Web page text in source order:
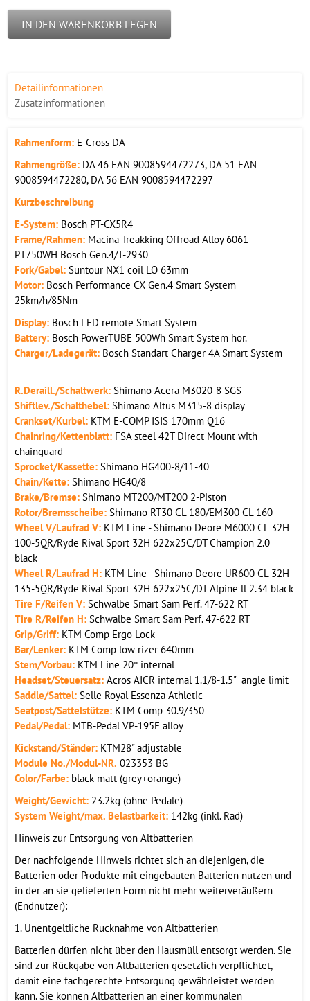
IN DEN WARENKORB LEGEN
Detailinformationen
Zusatzinformationen
Rahmenform: E-Cross DA
Rahmengröße: DA 46 EAN 9008594472273, DA 51 EAN
9008594472280, DA 56 EAN 9008594472297
Kurzbeschreibung
E-System: Bosch PT-CX5R4
Frame/Rahmen: Macina Treakking Offroad Alloy 6061
PT750WH Bosch Gen.4/T-2930
Fork/Gabel: Suntour NX1 coil LO 63mm
Motor: Bosch Performance CX Gen.4 Smart System
25km/h/85Nm
Display: Bosch LED remote Smart System
Battery: Bosch PowerTUBE 500Wh Smart System hor.
Charger/Ladegerät: Bosch Standart Charger 4A Smart System
R.Deraill./Schaltwerk: Shimano Acera M3020-8 SGS
Shiftlev./Schalthebel: Shimano Altus M315-8 display
Crankset/Kurbel: KTM E-COMP ISIS 170mm Q16
Chainring/Kettenblatt: FSA steel 42T Direct Mount with
chainguard
Sprocket/Kassette: Shimano HG400-8/11-40
Chain/Kette: Shimano HG40/8
Brake/Bremse: Shimano MT200/MT200 2-Piston
Rotor/Bremsscheibe: Shimano RT30 CL 180/EM300 CL 160
Wheel V/Laufrad V: KTM Line - Shimano Deore M6000 CL 32H
100-5QR/Ryde Rival Sport 32H 622x25C/DT Champion 2.0
black
Wheel R/Laufrad H: KTM Line - Shimano Deore UR600 CL 32H
135-5QR/Ryde Rival Sport 32H 622x25C/DT Alpine ll 2.34 black
Tire F/Reifen V: Schwalbe Smart Sam Perf. 47-622 RT
Tire R/Reifen H: Schwalbe Smart Sam Perf. 47-622 RT
Grip/Griff: KTM Comp Ergo Lock
Bar/Lenker: KTM Comp low rizer 640mm
Stem/Vorbau: KTM Line 20° internal
Headset/Steuersatz: Acros AICR internal 1.1/8-1.5" angle limit
Saddle/Sattel: Selle Royal Essenza Athletic
Seatpost/Sattelstütze: KTM Comp 30.9/350
Pedal/Pedal: MTB-Pedal VP-195E alloy
Kickstand/Ständer: KTM28" adjustable
Module No./Modul-NR. 023353 BG
Color/Farbe: black matt (grey+orange)
Weight/Gewicht: 23.2kg (ohne Pedale)
System Weight/max. Belastbarkeit: 142kg (inkl. Rad)
Hinweis zur Entsorgung von Altbatterien
Der nachfolgende Hinweis richtet sich an diejenigen, die
Batterien oder Produkte mit eingebauten Batterien nutzen und
in der an sie gelieferten Form nicht mehr weiterveräußern
(Endnutzer):
1. Unentgeltliche Rücknahme von Altbatterien
Batterien dürfen nicht über den Hausmüll entsorgt werden. Sie
sind zur Rückgabe von Altbatterien gesetzlich verpflichtet,
damit eine fachgerechte Entsorgung gewährleistet werden
kann. Sie können Altbatterien an einer kommunalen